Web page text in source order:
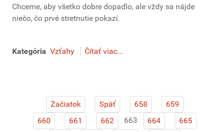
Chceme, aby všetko dobre dopadlo, ale vždy sa nájde
niečo, čo prvé stretnutie pokazí.
Kategória Vzťahy Čítať viac...
Začiatok Späť 658
659
660
661 662 663 664
665